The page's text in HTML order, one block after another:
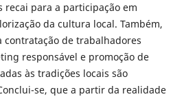
para a participação em
da cultura local. Também,
contratação de trabalhadores
responsável e promoção de
às tradições locais são
se, que a partir da realidade